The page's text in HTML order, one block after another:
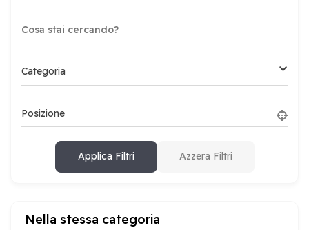
Categoria
Posizione
Applica Filtri Azzera Filtri
Nella stessa categoria